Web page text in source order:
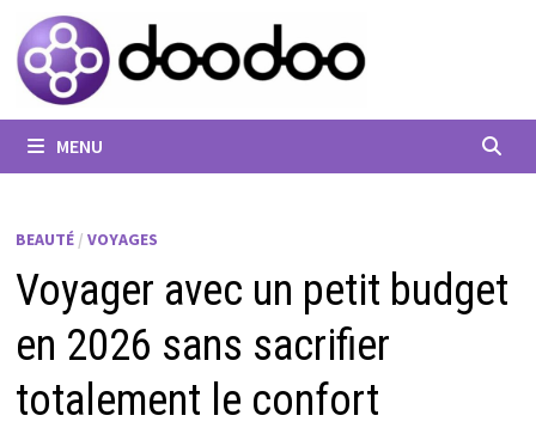
Passer
au
contenu
MENU
BEAUTÉ/ VOYAGES
Voyager avec un petit budget
en 2026 sans sacrifier
totalement le confort